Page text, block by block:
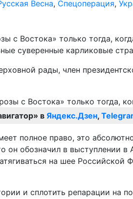
Весна, Спецоперация,
с Востока» только тогда,
суверенные карликовые
рады, член
в Яндекс.Дзен,
полное право, это
он обозначил в выступлении
на шее
и сплотить репарации на